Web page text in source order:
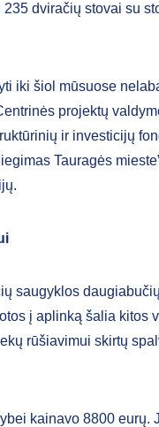
dviračių stovai su
iki šiol mūsuose
projektų
ir investicijų
Tauragės
saugyklos
į aplinką šalia kitos
rūšiavimui skirtų
kainavo 8800 eurų.